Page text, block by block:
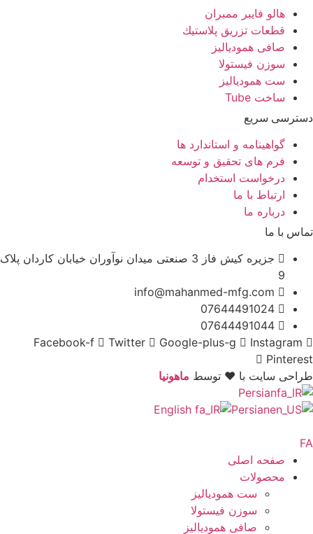
هالو فایبر ممبران
قطعات تزريق پلاستيك
صافی همودیالیز
سوزن فیستولا
ست همودیالیز
ساخت Tube
دسترسی سریع
گواهینامه و استاندارد ها
فرم های تحقیق و توسعه
درخواست استخدام
ارتباط با ما
درباره ما
تماس با ما
جزیره کیش فاز 3 صنعتی میدان نوآوران خیابان کاردان پلاک
9
info@mahanmed-mfg.com
07644491024
07644491044
Facebook-f
Twitter Google-plus-g
Instagram
Pinterest
طراحی سایت با ♥️ توسط ماهونیا
Persian
English
Persian
صفحه اصلی
محصولات
ست همودیالیز
سوزن فیستولا
صافی همودیالیز